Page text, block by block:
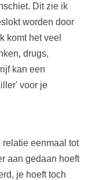
Dit zie ik
worden door
komt het veel
drugs,
kan een
voor je
eenmaal tot
aan gedaan hoeft
je hoeft toch